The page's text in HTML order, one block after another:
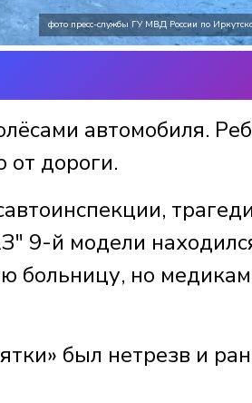
фото пресс-службы ГУ МВД России по
автомобиля.
от дороги.
9-й модели
больницу, но медикам
был нетрезв и